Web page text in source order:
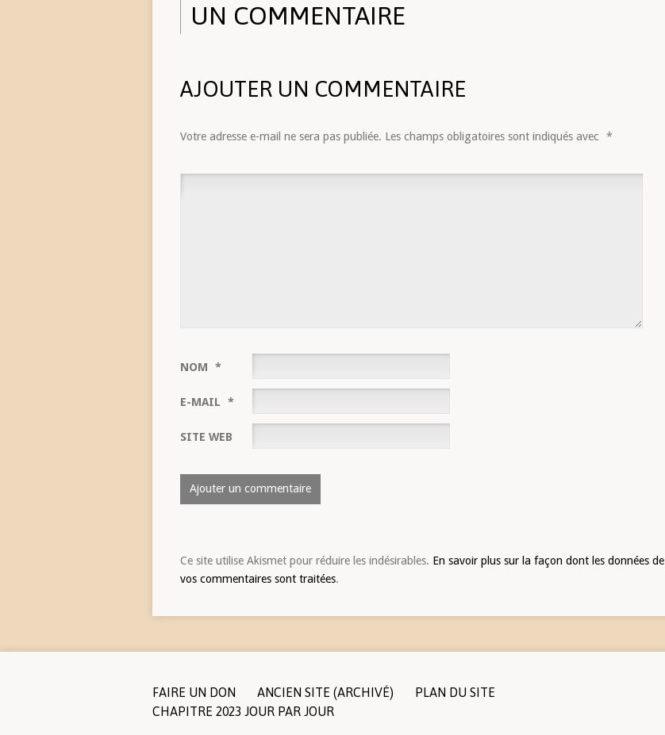
UN COMMENTAIRE
AJOUTER UN COMMENTAIRE
Votre adresse e-mail ne sera pas publiée. Les champs obligatoires sont indiqués avec *
NOM *
E-MAIL *
SITE WEB
Ce site utilise Akismet pour réduire les indésirables. En savoir plus sur la façon dont les données de
vos commentaires sont traitées.
FAIRE UN DON ANCIEN SITE (ARCHIVÉ)
PLAN DU SITE
CHAPITRE 2023 JOUR PAR JOUR